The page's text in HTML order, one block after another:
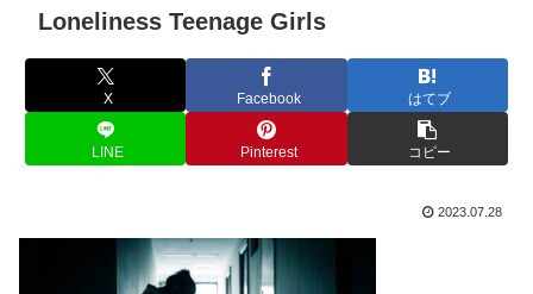
Loneliness Teenage Girls
X Facebook はてブ
LINE Pinterest コピー
2023.07.28